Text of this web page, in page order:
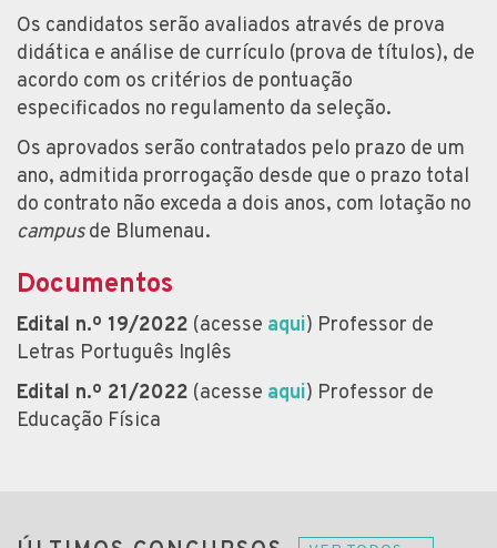
Os candidatos serão avaliados através de prova
didática e análise de currículo (prova de títulos), de
acordo com os critérios de pontuação
especificados no regulamento da seleção.
Os aprovados serão contratados pelo prazo de um
ano, admitida prorrogação desde que o prazo total
do contrato não exceda a dois anos, com lotação no
campusde Blumenau.
Documentos
Edital n.º 19/2022 (acesse aqui) Professor de
Letras Português Inglês
Edital n.º 21/2022 (acesse aqui) Professor de
Educação Física